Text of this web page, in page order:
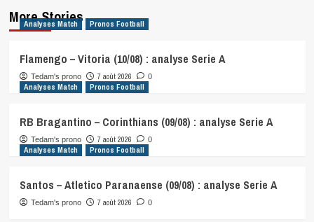
More Stories
Analyses Match Pronos Football
Flamengo – Vitoria (10/08) : analyse Serie A
Tedam's prono 7 août 2026 0
Analyses Match Pronos Football
RB Bragantino – Corinthians (09/08) : analyse Serie A
Tedam's prono 7 août 2026 0
Analyses Match Pronos Football
Santos – Atletico Paranaense (09/08) : analyse Serie A
Tedam's prono 7 août 2026 0